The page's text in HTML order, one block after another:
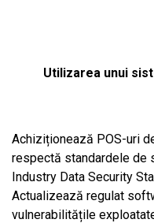
Utilizarea unui
Achiziționează POS-uri
respectă standardele de
Industry Data Security
Actualizează regulat
vulnerabilitățile